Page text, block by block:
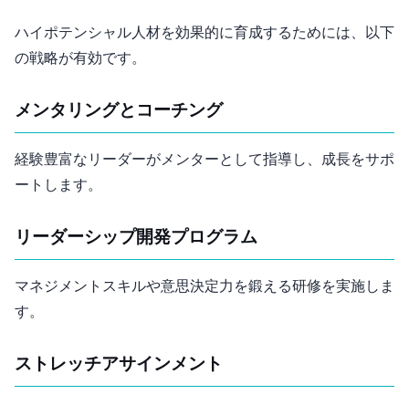
ハイポテンシャル人材を効果的に育成するためには、以下
の戦略が有効です。
メンタリングとコーチング
経験豊富なリーダーがメンターとして指導し、成長をサポ
ートします。
リーダーシップ開発プログラム
マネジメントスキルや意思決定力を鍛える研修を実施しま
す。
ストレッチアサインメント